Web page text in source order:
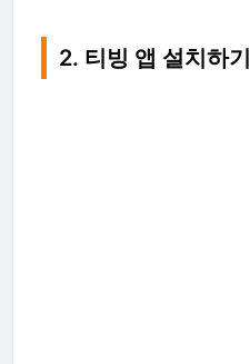
2. 티빙 앱 설치하기